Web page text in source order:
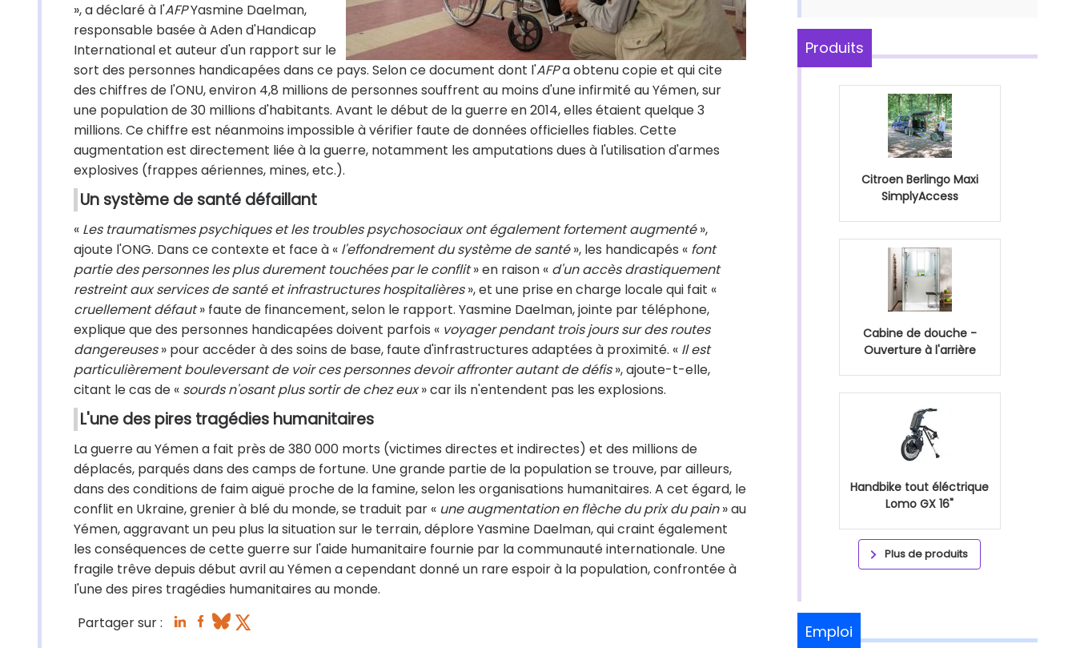
», a déclaré à l'AFPYasmine Daelman,
responsable basée à Aden d'Handicap
International et auteur d'un rapport sur le
sort des personnes handicapées dans ce pays. Selon ce document dont l'AFPa obtenu copie et qui cite
des chiffres de l'ONU, environ 4,8 millions de personnes souffrent au moins d'une infirmité au Yémen, sur
une population de 30 millions d'habitants. Avant le début de la guerre en 2014, elles étaient quelque 3
millions. Ce chiffre est néanmoins impossible à vérifier faute de données officielles fiables. Cette
augmentation est directement liée à la guerre, notamment les amputations dues à l'utilisation d'armes
explosives (frappes aériennes, mines, etc.).
Un système de santé défaillant
« Les traumatismes psychiques et les troubles psychosociaux ont également fortement augmenté»,
ajoute l'ONG. Dans ce contexte et face à « l'effondrement du système de santé», les handicapés « font
partie des personnes les plus durement touchées par le conflit» en raison « d'un accès drastiquement
restreint aux services de santé et infrastructures hospitalières», et une prise en charge locale qui fait «
cruellement défaut» faute de financement, selon le rapport. Yasmine Daelman, jointe par téléphone,
explique que des personnes handicapées doivent parfois « voyager pendant trois jours sur des routes
dangereuses» pour accéder à des soins de base, faute d'infrastructures adaptées à proximité. « Il est
particulièrement bouleversant de voir ces personnes devoir affronter autant de défis», ajoute-t-elle,
citant le cas de « sourds n'osant plus sortir de chez eux» car ils n'entendent pas les explosions.
L'une des pires tragédies humanitaires
La guerre au Yémen a fait près de 380 000 morts (victimes directes et indirectes) et des millions de
déplacés, parqués dans des camps de fortune. Une grande partie de la population se trouve, par ailleurs,
dans des conditions de faim aiguë proche de la famine, selon les organisations humanitaires. A cet égard, le
conflit en Ukraine, grenier à blé du monde, se traduit par « une augmentation en flèche du prix du pain» au
Yémen, aggravant un peu plus la situation sur le terrain, déplore Yasmine Daelman, qui craint également
les conséquences de cette guerre sur l'aide humanitaire fournie par la communauté internationale. Une
fragile trêve depuis début avril au Yémen a cependant donné un rare espoir à la population, confrontée à
l'une des pires tragédies humanitaires au monde.
Partager sur :
Produits
Citroen Berlingo Maxi
SimplyAccess
Cabine de douche -
Ouverture à l'arrière
Handbike tout éléctrique
Lomo GX 16"
Plus de produits
Emploi